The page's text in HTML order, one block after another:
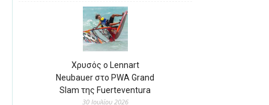
Χρυσός ο Lennart
Neubauer στο PWA Grand
Slam της Fuerteventura
30 Ιουλίου 2026